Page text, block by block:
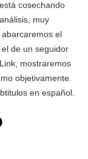
está cosechando
muy
el
de un seguidor
mostraremos
objetivamente.
en español.